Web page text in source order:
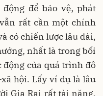
để bảo vệ, phát
rất cần một chính
có chiến lược lâu dài,
nhất là trong bối
của quá trình đô
hội. Lấy ví dụ là lâu
Gia Rai rất tài năng,